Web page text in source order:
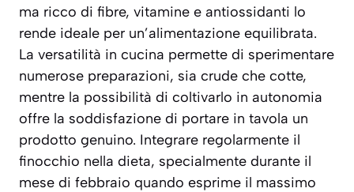
ma ricco di fibre, vitamine e antiossidanti lo
rende ideale per un’alimentazione equilibrata.
La versatilità in cucina permette di sperimentare
numerose preparazioni, sia crude che cotte,
mentre la possibilità di coltivarlo in autonomia
offre la soddisfazione di portare in tavola un
prodotto genuino. Integrare regolarmente il
finocchio nella dieta, specialmente durante il
mese di febbraio quando esprime il massimo